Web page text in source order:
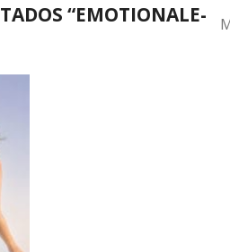
“EMOTIONALE-